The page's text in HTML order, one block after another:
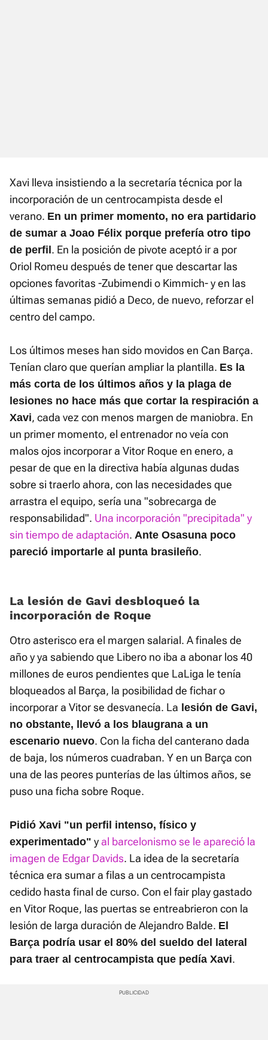
Xavi lleva insistiendo a la secretaría técnica por la
incorporación de un centrocampista desde el
verano. En un primer momento, no era partidario
de sumar a Joao Félix porque prefería otro tipo
de perfil . En la posición de pivote aceptó ir a por
Oriol Romeu después de tener que descartar las
opciones favoritas -Zubimendi o Kimmich- y en las
últimas semanas pidió a Deco, de nuevo, reforzar el
centro del campo.
Los últimos meses han sido movidos en Can Barça.
Tenían claro que querían ampliar la plantilla. Es la
más corta de los últimos años y la plaga de
lesiones no hace más que cortar la respiración a
Xavi, cada vez con menos margen de maniobra. En
un primer momento, el entrenador no veía con
malos ojos incorporar a Vitor Roque en enero, a
pesar de que en la directiva había algunas dudas
sobre si traerlo ahora, con las necesidades que
arrastra el equipo, sería una "sobrecarga de
responsabilidad". Una incorporación "precipitada" y
sin tiempo de adaptación. Ante Osasuna poco
pareció importarle al punta brasileño.
La lesión de Gavi desbloqueó la
incorporación de Roque
Otro asterisco era el margen salarial. A finales de
año y ya sabiendo que Libero no iba a abonar los 40
millones de euros pendientes que LaLiga le tenía
bloqueados al Barça, la posibilidad de fichar o
incorporar a Vitor se desvanecía. La lesión de Gavi,
no obstante, llevó a los blaugrana a un
escenario nuevo. Con la ficha del canterano dada
de baja, los números cuadraban. Y en un Barça con
una de las peores punterías de las últimos años, se
puso una ficha sobre Roque.
Pidió Xavi "un perfil intenso, físico y
experimentado" yal barcelonismo se le apareció la
imagen de Edgar Davids. La idea de la secretaría
técnica era sumar a filas a un centrocampista
cedido hasta final de curso. Con el fair play gastado
en Vitor Roque, las puertas se entreabrieron con la
lesión de larga duración de Alejandro Balde. El
Barça podría usar el 80% del sueldo del lateral
para traer al centrocampista que pedía Xavi.